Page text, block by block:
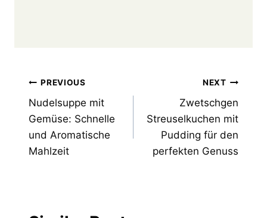
Post
navigation
PREVIOUS
Nudelsuppe mit
Gemüse: Schnelle
und Aromatische
Mahlzeit
NEXT
Zwetschgen
Streuselkuchen mit
Pudding für den
perfekten Genuss